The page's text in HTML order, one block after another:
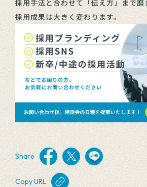
採用手法と合わせて「伝え方」まで磨
採用成果は大きく変わります。
Share
Copy URL